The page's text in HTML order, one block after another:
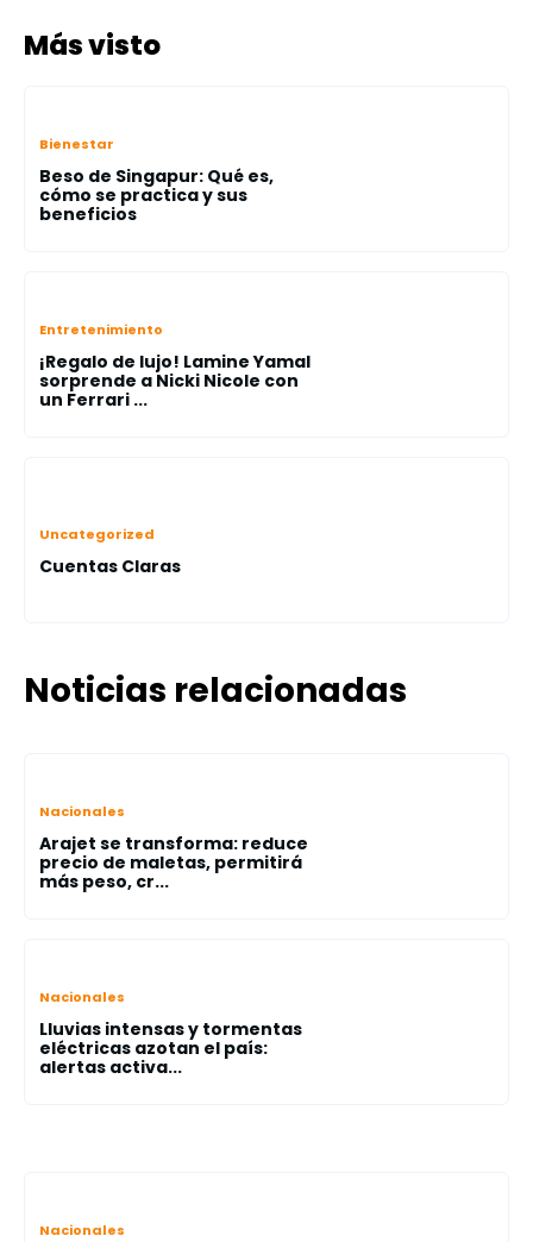
Más visto
Bienestar
Beso de Singapur: Qué es,
cómo se practica y sus
beneficios
Entretenimiento
¡Regalo de lujo! Lamine Yamal
sorprende a Nicki Nicole con
un Ferrari ...
Uncategorized
Cuentas Claras
Noticias relacionadas
Nacionales
Arajet se transforma: reduce
precio de maletas, permitirá
más peso, cr...
Nacionales
Lluvias intensas y tormentas
eléctricas azotan el país:
alertas activa...
Nacionales